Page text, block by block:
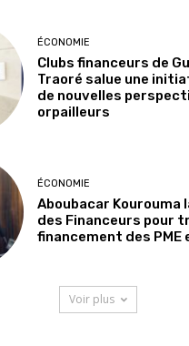
ÉCONOMIE
Clubs financeurs de
Traoré salue une
de nouvelles
orpailleurs
ÉCONOMIE
Aboubacar Kourouma
des Financeurs pour
financement des PME
Voir plus